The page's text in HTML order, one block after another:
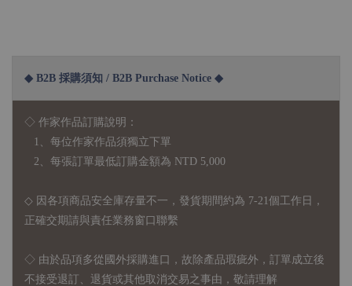
◆ B2B 採購須知 / B2B Purchase Notice ◆
◇ 作家作品訂購說明：
1、每位作家作品須獨立下單
2、每張訂單最低訂購金額為 NTD 5,000
◇ 因各項商品安全庫存量不一，發貨期間約為 7-21個工作日，
正確交期請與責任業務窗口聯繫
◇ 由於品項多從國外採購進口，故 除產品瑕疵外，訂單成立後
不接受退訂、退貨或其他取消交易之事由，敬請理解